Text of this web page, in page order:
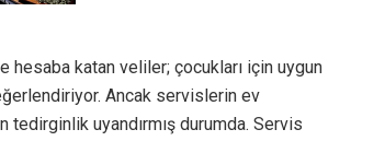
katan veliler; çocukları için uygun
Ancak servislerin ev
uyandırmış durumda. Servis